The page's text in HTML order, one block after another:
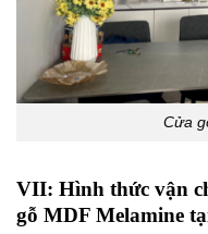
Cửa
VII: Hình thức vận
gỗ MDF Melamine